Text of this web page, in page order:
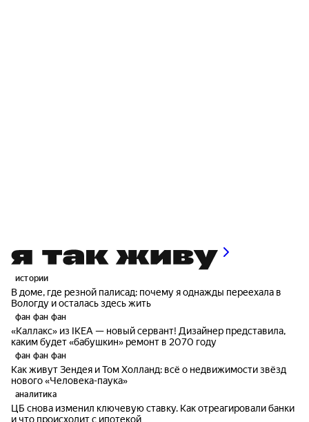
истории
В доме, где резной палисад: почему я однажды переехала в
Вологду и осталась здесь жить
фан фан фан
«Каллакс» из IKEA — новый сервант! Дизайнер представила,
каким будет «бабушкин» ремонт в 2070 году
фан фан фан
Как живут Зендея и Том Холланд: всё о недвижимости звёзд
нового «Человека-паука»
аналитика
ЦБ снова изменил ключевую ставку. Как отреагировали банки
и что происходит с ипотекой